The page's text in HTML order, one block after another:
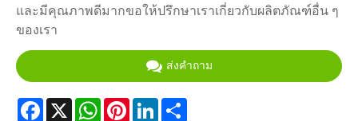
และมีคุณภาพดีมากขอให้ปรึกษาเราเกี่ยวกับผลิตภัณฑ์อื่น ๆ
ของเรา
ส่งคำถาม
Facebook
X WhatsApp
PinterestLinkedIn